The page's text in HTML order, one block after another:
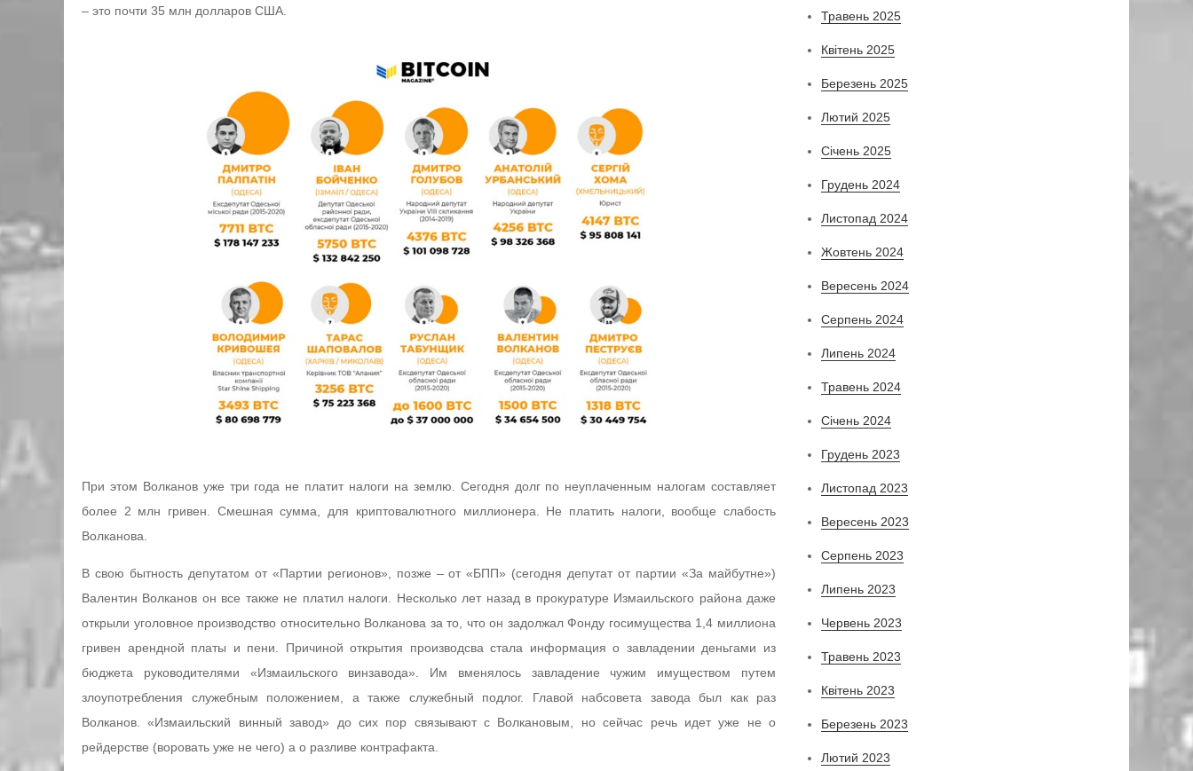
– это почти 35 млн долларов США.
При этом Волканов уже три года не платит налоги на землю. Сегодня долг по неуплаченным налогам составляет
более 2 млн гривен. Смешная сумма, для криптовалютного миллионера. Не платить налоги, вообще слабость
Волканова.
В свою бытность депутатом от «Партии регионов», позже – от «БПП» (сегодня депутат от партии «За майбутне»)
Валентин Волканов он все также не платил налоги. Несколько лет назад в прокуратуре Измаильского района даже
открыли уголовное производство относительно Волканова за то, что он задолжал Фонду госимущества 1,4 миллиона
гривен арендной платы и пени. Причиной открытия производсва стала информация о завладении деньгами из
бюджета руководителями «Измаильского винзавода». Им вменялось завладение чужим имуществом путем
злоупотребления служебным положением, а также служебный подлог. Главой набсовета завода был как раз
Волканов. «Измаильский винный завод» до сих пор связывают с Волкановым, но сейчас речь идет уже не о
рейдерстве (воровать уже не чего) а о разливе контрафакта.
Травень 2025
Квітень 2025
Березень 2025
Лютий 2025
Січень 2025
Грудень 2024
Листопад 2024
Жовтень 2024
Вересень 2024
Серпень 2024
Липень 2024
Травень 2024
Січень 2024
Грудень 2023
Листопад 2023
Вересень 2023
Серпень 2023
Липень 2023
Червень 2023
Травень 2023
Квітень 2023
Березень 2023
Лютий 2023